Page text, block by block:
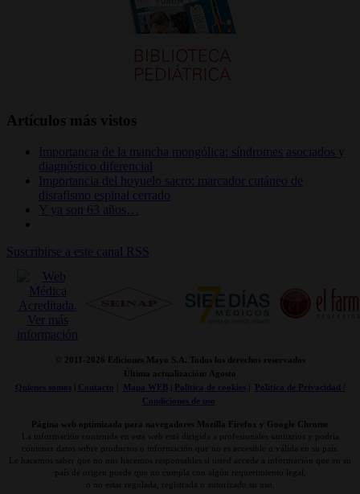
Artículos más vistos
Importancia de la mancha mongólica: síndromes asociados y
diagnóstico diferencial
Importancia del hoyuelo sacro: marcador cutáneo de
disrafismo espinal cerrado
Y ya son 63 años…
Suscribirse a este canal RSS
© 2011- 2026 Ediciones Mayo S.A. Todos los derechos reservados
Última actualización: Agosto
Quienes somos| Contacto Mapa WEB| Politica de cookies|
Politica de Privacidad /
Condiciones de uso
Página web optimizada para navegadores Mozilla Firefox y Google Chrome
La información contenida en esta web está dirigida a profesionales sanitarios y podría
contener datos sobre productos o información que no es accesible o válida en su país.
Le hacemos saber que no nos hacemos responsables si usted accede a información que en su
país de origen puede que no cumpla con algún requerimiento legal,
o no estar regulada, registrada o autorizado su uso.